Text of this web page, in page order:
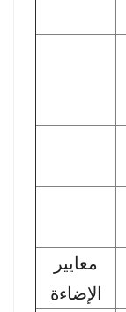
معايير
الإضاءة